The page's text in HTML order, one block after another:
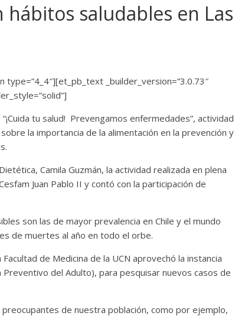
saludables en Las
_builder_version=”3.0.73″
tu salud! Prevengamos enfermedades”, actividad
la importancia de la alimentación en la prevención y
Camila Guzmán, la actividad realizada en plena
Juan Pablo II y contó con la participación de
son las de mayor prevalencia en Chile y el mundo
de muertes al año en todo el orbe.
de Medicina de la UCN aprovechó la instancia
del Adulto), para pesquisar nuevos casos de
de nuestra población, como por ejemplo,